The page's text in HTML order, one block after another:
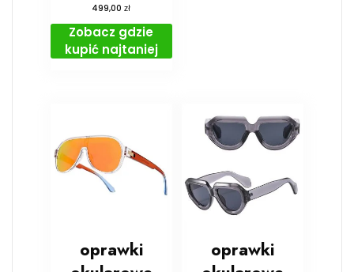
499,00zł
Zobacz gdzie
kupić najtaniej
oprawki
oprawki